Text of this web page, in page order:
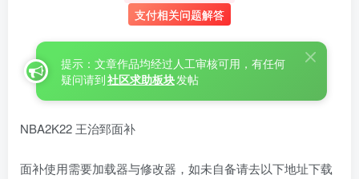
支付相关问题解答
提示：文章作品均经过人工审核可用，有任何
疑问请到社区求助板块发帖
NBA2K22 王治郅面补
面补使用需要加载器与修改器，如未自备请去以下地址下载